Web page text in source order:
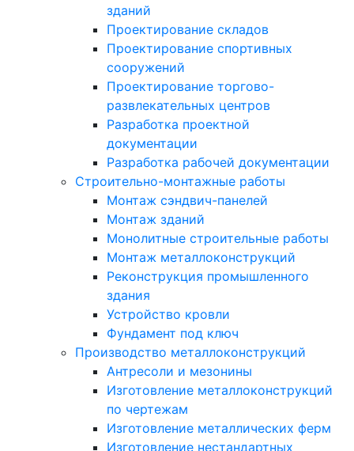
зданий
Проектирование складов
Проектирование спортивных
сооружений
Проектирование торгово-
развлекательных центров
Разработка проектной
документации
Разработка рабочей документации
Строительно-монтажные работы
Монтаж сэндвич-панелей
Монтаж зданий
Монолитные строительные работы
Монтаж металлоконструкций
Реконструкция промышленного
здания
Устройство кровли
Фундамент под ключ
Производство металлоконструкций
Антресоли и мезонины
Изготовление металлоконструкций
по чертежам
Изготовление металлических ферм
Изготовление нестандартных